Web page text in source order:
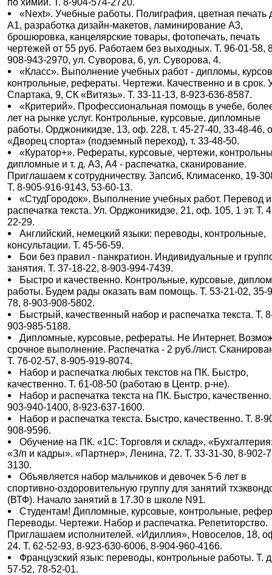
«Next». Учебные работы. Полиграфия, цветная печать
А1, разработка дизайн-макетов, ламинирование А3,
брошюровка, канцелярские товары, фотопечать, печать
чертежей от 55 руб. Работаем без выходных. Т. 96-01-58,
908-943-2970, ул. Суворова, 6, ул. Суворова, 4.
«Класс». Выполнение учебных работ - дипломы,
контрольные, рефераты. Чертежи. Качественно и в срок.
Спартака, 9, СК «Витязь». Т. 33-11-13, 8-923-636-8587.
«Критерий». Профессиональная помощь в учебе,
лет на рынке услуг. Контрольные, курсовые, дипломные
работы. Орджоникидзе, 13, оф. 228, т. 45-27-40, 33-48-46,
«Дворец спорта» (подземный переход), т. 33-48-50.
«Куратор+». Рефераты, курсовые, чертежи,
дипломные и т. д. А3, А4 - распечатка, сканирование.
Приглашаем к сотрудничеству. Запсиб, Климасенко, 19-
Т. 8-905-916-9143, 53-60-13.
«СтудГородок». Выполнение учебных работ. Перевод и
распечатка текста. Ул. Орджоникидзе, 21, оф. 105, 1 эт. Т.
22-29.
Английский, немецкий языки: переводы, контрольные,
консультации. Т. 45-56-59.
Бои без правил - панкратион. Индивидуальные и
занятия. Т. 37-18-22, 8-903-994-7439.
Быстро и качественно. Контрольные, курсовые,
работы. Будем рады оказать вам помощь. Т. 53-21-02, 35-
78, 8-903-908-5802.
Быстрый, качественный набор и распечатка текста. Т.
903-985-5188.
Дипломные, курсовые, рефераты. Не Интернет.
срочное выполнение. Распечатка - 2 руб./лист.
Т. 76-02-57, 8-905-919-8074.
Набор и распечатка любых текстов на ПК. Быстро,
качественно. Т. 61-08-50 (работаю в Центр. р-не).
Набор и распечатка текста на ПК. Быстро,
903-940-1400, 8-923-637-1600.
Набор и распечатка текста. Быстро, качественно. Т. 8-
908-9596.
Обучение на ПК. «1С: Торговля и склад»,
«З/п и кадры». «Партнер», Ленина, 72. Т. 33-31-30, 8-902-
3130.
Объявляется набор мальчиков и девочек 5-6 лет в
спортивно-оздоровительную группу для занятий
(ВТФ). Начало занятий в 17.30 в школе N91.
Студентам! Дипломные, курсовые, контрольные,
Переводы. Чертежи. Набор и распечатка. Репетиторство.
Приглашаем исполнителей. «Идиллия», Новоселов, 18,
24. Т. 62-52-93, 8-923-630-6006, 8-904-960-4166.
Французский язык: переводы, контрольные работы. Т.
57-52, 78-52-01.